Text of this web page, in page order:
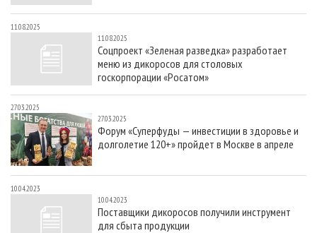
11.08.2025
11.08.2025
Соцпроект «Зеленая разведка» разработает
меню из дикоросов для столовых
госкорпорации «Росатом»
27.03.2025
27.03.2025
Форум «Суперфуды — инвестиции в здоровье и
долголетие 120+» пройдет в Москве в апреле
10.04.2023
10.04.2023
Поставщики дикоросов получили инструмент
для сбыта продукции